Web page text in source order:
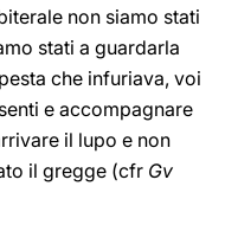
non siamo stati
stati a guardarla
che infuriava, voi
e accompagnare
il lupo e non
il gregge (cfr Gv